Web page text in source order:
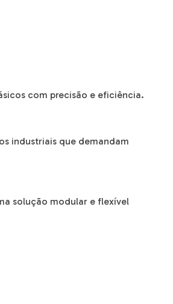
com precisão e eficiência.
industriais que demandam
solução modular e flexível